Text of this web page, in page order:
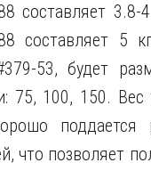
составляет
составляет 5
53, будет
75, 100, 150.
поддается
что позволяет